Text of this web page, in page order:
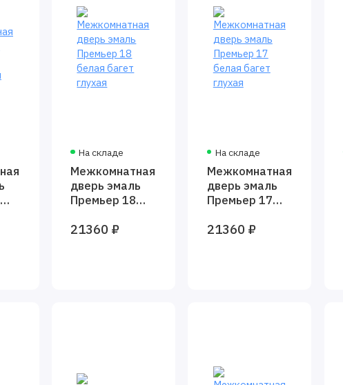
На складе
Межкомнатная
дверь эмаль
Премьер 18
глухая
21360 ₽
На складе
Межкомнатная
дверь эмаль
Премьер 17
глухая
21360 ₽